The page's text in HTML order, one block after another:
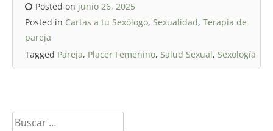
Posted on junio 26, 2025
Posted in Cartas a tu Sexólogo, Sexualidad, Terapia de
pareja
Tagged Pareja, Placer Femenino, Salud Sexual, Sexología
Buscar: